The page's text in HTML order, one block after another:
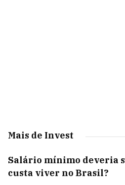
Mais de Invest
Salário mínimo deveria
custa viver no Brasil?